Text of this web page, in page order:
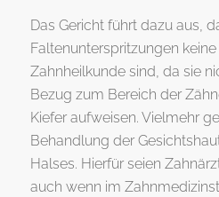
Das Gericht führt dazu aus,
Faltenunterspritzungen
Zahnheilkunde sind, da sie
Bezug zum Bereich der
Kiefer aufweisen. Vielmehr
Behandlung der
Halses. Hierfür seien
auch wenn im